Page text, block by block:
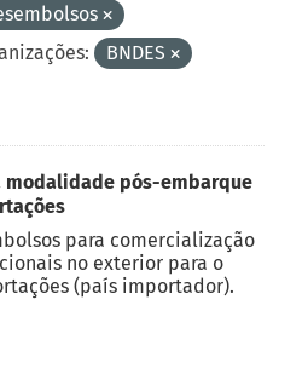
BNDES
modalidade pós-embarque
para comercialização
no exterior para o
(país importador).